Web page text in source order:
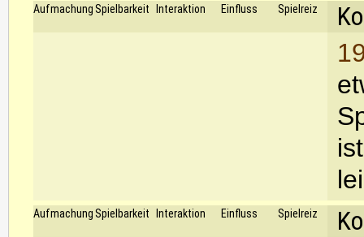
Aufmachung Spielbarkeit Interaktion Einfluss Spielreiz
Aufmachung Spielbarkeit Interaktion Einfluss Spielreiz